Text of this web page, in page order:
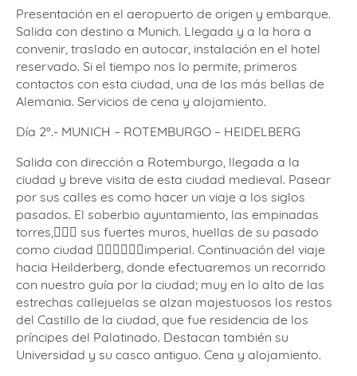
Presentación en el aeropuerto de origen y embarque.
Salida con destino a Munich. Llegada y a la hora a
convenir, traslado en autocar, instalación en el hotel
reservado. Si el tiempo nos lo permite, primeros
contactos con esta ciudad, una de las más bellas de
Alemania. Servicios de cena y alojamiento.
Día 2º.- MUNICH – ROTEMBURGO – HEIDELBERG
Salida con dirección a Rotemburgo, llegada a la
ciudad y breve visita de esta ciudad medieval. Pasear
por sus calles es como hacer un viaje a los siglos
pasados. El soberbio ayuntamiento, las empinadas
torres,􏰃􏰁􏰃 sus fuertes muros, huellas de su pasado
como ciudad 􏰊􏰋􏰁􏰏􏰆􏰏imperial. Continuación del viaje
hacia Heilderberg, donde efectuaremos un recorrido
con nuestro guía por la ciudad; muy en lo alto de las
estrechas callejuelas se alzan majestuosos los restos
del Castillo de la ciudad, que fue residencia de los
príncipes del Palatinado. Destacan también su
Universidad y su casco antiguo. Cena y alojamiento.